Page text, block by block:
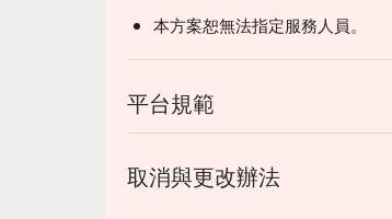
本方案恕無法指定服務人員。
平台規範
取消與更改辦法